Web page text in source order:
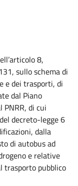
8,
sullo schema di
e dei trasporti, di
dal Piano
di cui
decreto-legge 6
dalla
di autobus ad
e relative
pubblico